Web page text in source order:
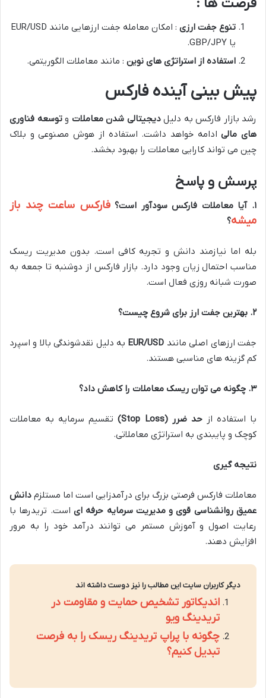
تنوع جفت ارزی
: امکان معامله جفت ارزهایی مانند EUR/USD
یا GBP/JPY.
استفاده از استراتژی های نوین : مانند معاملات الگوریتمی.
پیش بینی آینده فارکس
رشد بازار فارکس به دلیلدیجیتالی شدن معاملات وتوسعه فناوری
های مالیادامه خواهد داشت. استفاده از هوش مصنوعی و بلاک
چین می تواند کارایی معاملات را بهبود بخشد.
پرسش و پاسخ
۱.آیا معاملات فارکس سودآور است؟فارکس ساعت چند باز
میشه؟
بله اما نیازمند دانش و تجربه کافی است. بدون مدیریت ریسک
مناسب احتمال زیان وجود دارد. بازار فارکس از دوشنبه تا جمعه به
صورت شبانه روزی فعال است.
۲. بهترین جفت ارز برای شروع چیست؟
جفت ارزهای اصلی مانند EUR/USD به دلیل نقدشوندگی بالا و اسپرد
کم گزینه های مناسبی هستند.
۳. چگونه می توان ریسک معاملات را کاهش داد؟
با استفاده ازحد ضرر (Stop Loss)
تقسیم سرمایه به معاملات
کوچک و پایبندی به استراتژی معاملاتی.
نتیجه گیری
معاملات فارکس فرصتی بزرگ برای درآمدزایی است اما مستلزم دانش
عمیق روانشناسی قوی و مدیریت سرمایه حرفه ای است. تریدرها با
رعایت اصول و آموزش مستمر می توانند درآمد خود را به مرور
افزایش دهند.
دیگر کاربران سایت این مطالب را نیز دوست داشته اند
اندیکاتور تشخیص حمایت و مقاومت در
تریدینگ ویو
چگونه با پراپ تریدینگ ریسک را به فرصت
تبدیل کنیم؟